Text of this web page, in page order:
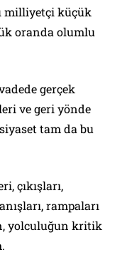
milliyetçi küçük
oranda olumlu
gerçek
ve geri yönde
tam da bu
çıkışları,
rampaları
yolculuğun kritik